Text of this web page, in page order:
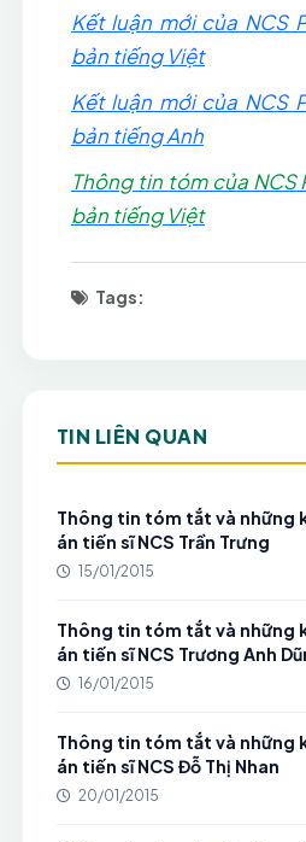
Kết luận mới của NCS
bản tiếng Việt
Kết luận mới của NCS
bản tiếng Anh
Thông tin tóm của NCS
bản tiếng Việt
Tags:
TIN LIÊN QUAN
Thông tin tóm tắt và những
án tiến sĩ NCS Trần Trưng
15/01/2015
Thông tin tóm tắt và những
án tiến sĩ NCS Trương Anh
16/01/2015
Thông tin tóm tắt và những
án tiến sĩ NCS Đỗ Thị Nhan
20/01/2015